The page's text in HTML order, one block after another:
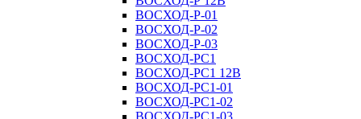
ВОСХОД-Р-01
ВОСХОД-Р-02
ВОСХОД-Р-03
ВОСХОД-РС1
ВОСХОД-РС1 12В
ВОСХОД-РС1-01
ВОСХОД-РС1-02
ВОСХОД-РС1-03